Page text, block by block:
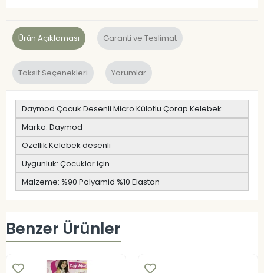
Ürün Açıklaması Garanti ve Teslimat
Taksit Seçenekleri Yorumlar
Daymod Çocuk Desenli Micro Külotlu Çorap Kelebek
Marka: Daymod
Özellik:Kelebek desenli
Uygunluk: Çocuklar için
Malzeme: %90 Polyamid %10 Elastan
Benzer Ürünler